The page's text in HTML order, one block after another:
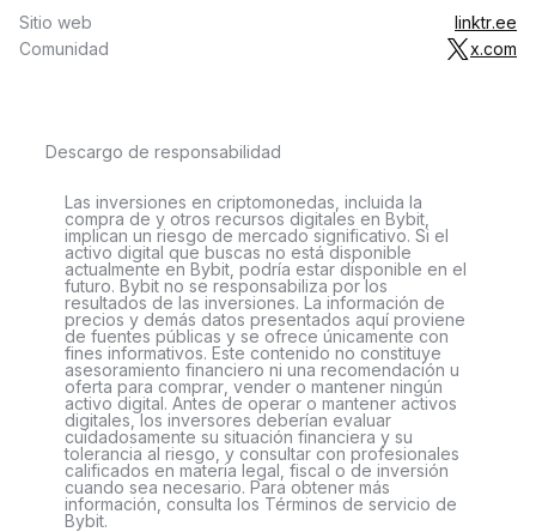
Sitio web
linktr.ee
Comunidad
x.com
Descargo de responsabilidad
Las inversiones en criptomonedas, incluida la
compra de y otros recursos digitales en Bybit,
implican un riesgo de mercado significativo. Si el
activo digital que buscas no está disponible
actualmente en Bybit, podría estar disponible en el
futuro. Bybit no se responsabiliza por los
resultados de las inversiones. La información de
precios y demás datos presentados aquí proviene
de fuentes públicas y se ofrece únicamente con
fines informativos. Este contenido no constituye
asesoramiento financiero ni una recomendación u
oferta para comprar, vender o mantener ningún
activo digital. Antes de operar o mantener activos
digitales, los inversores deberían evaluar
cuidadosamente su situación financiera y su
tolerancia al riesgo, y consultar con profesionales
calificados en materia legal, fiscal o de inversión
cuando sea necesario. Para obtener más
información, consulta los Términos de servicio de
Bybit.